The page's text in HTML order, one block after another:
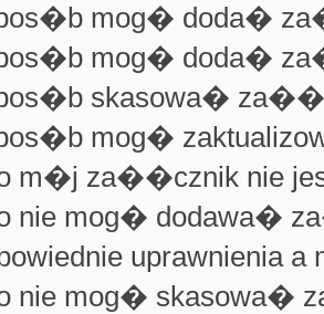
mog� doda�
mog� doda�
skasowa�
mog�
m�j za��cznik nie
nie mog� dodawa�
uprawnienia
nie mog�